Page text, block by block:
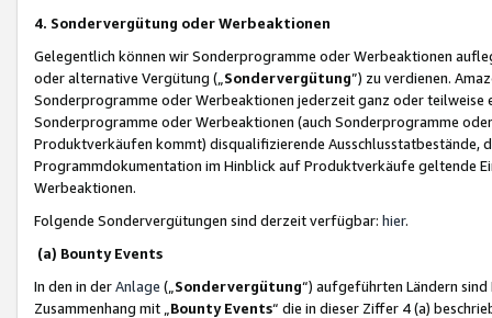
4. Sondervergütung oder Werbeaktionen
Gelegentlich können wir Sonderprogramme oder Werbeaktionen
oder alternative Vergütung („ Sondervergütung”) zu verdienen.
Sonderprogramme oder Werbeaktionen jederzeit ganz oder
Sonderprogramme oder Werbeaktionen (auch Sonderprogramme
Produktverkäufen kommt) disqualifizierende Ausschlusstatbestände,
Programmdokumentation im Hinblick auf Produktverkäufe geltende
Werbeaktionen.
Folgende Sondervergütungen sind derzeit verfügbar: hier.
(a) Bounty Events
In den in derAnlage („ Sondervergütung“) aufgeführten Ländern
Zusammenhang mit „ Bounty Events“ die in dieser Ziffer 4 (a)